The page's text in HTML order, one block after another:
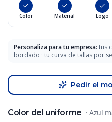
Color Material Logo
Personaliza para tu empresa: tus
bordado · tu curva de tallas por
Pedir el
Color del uniforme ·Azul